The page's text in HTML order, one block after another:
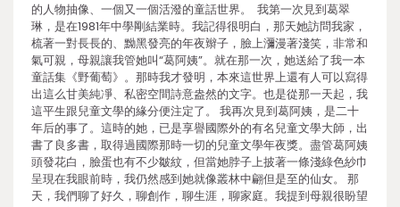
的人物抽像、一個又一個活潑的童話世界。 我第一次見到葛翠
琳，是在1981年中學剛結業時。我記得很明白，那天她訪問我家，
梳著一對長長的、黝黑發亮的年夜辮子，臉上瀰漫著淺笑，非常和
氣可親，母親讓我管她叫“葛阿姨”。就在那一次，她送給了我一本
童話集《野葡萄》。那時我才發明，本來這世界上還有人可以寫得
出這么甘美純凈、私密空間詩意盎然的文字。也是從那一天起，我
這平生跟兒童文學的緣分便注定了。 我再次見到葛阿姨，是二十
年后的事了。這時的她，已是享譽國際外的有名兒童文學大師，出
書了良多書，取得過國際那時一切的兒童文學年夜獎。盡管葛阿姨
頭發花白，臉蛋也有不少皺紋，但當她脖子上披著一條淺綠色紗巾
呈現在我眼前時，我仍然感到她就像叢林中翩但是至的仙女。 那
天，我們聊了好久，聊創作，聊生涯，聊家庭。我提到母親很盼望